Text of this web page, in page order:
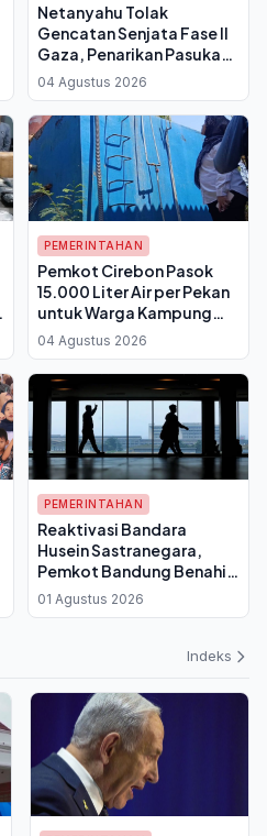
Netanyahu Tolak
Gencatan Senjata Fase II
Gaza, Penarikan Pasukan
Israel Batal Dilakukan
04 Agustus 2026
PEMERINTAHAN
Pemkot Cirebon Pasok
15.000 Liter Air per Pekan
untuk Warga Kampung
Cadas Ngampar saat
Kemarau 2026
04 Agustus 2026
PEMERINTAHAN
Reaktivasi Bandara
Husein Sastranegara,
Pemkot Bandung Benahi
Infrastruktur dan Siapkan
Strategi Promosi Wisata
01 Agustus 2026
Indeks